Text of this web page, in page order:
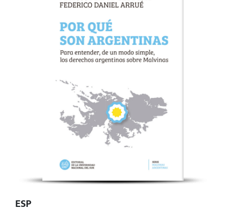
se ha añadido a tu carrito.
ESP